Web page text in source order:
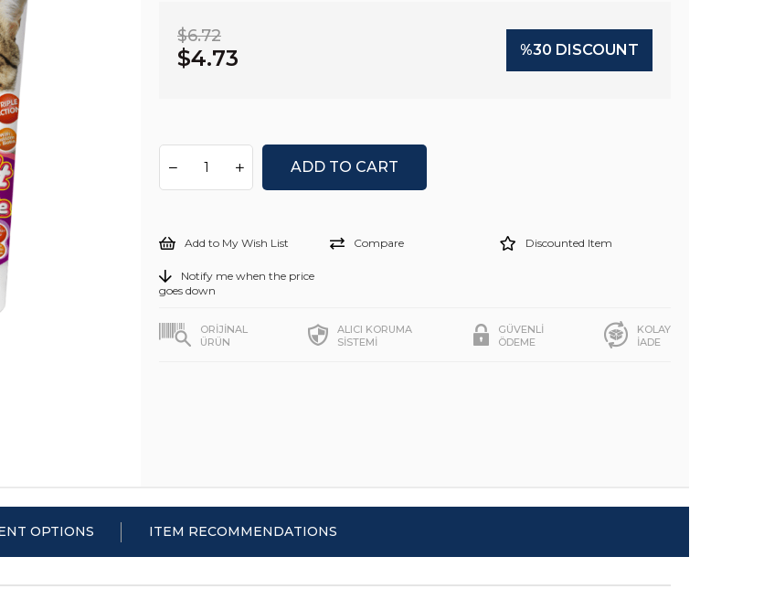
$6.72
$4.73 %30 DISCOUNT
Add to My Wish List Compare Discounted Item
Notify me when the price
goes down
ORİJİNAL
ÜRÜN
ALICI KORUMA
SİSTEMİ
GÜVENLİ
ÖDEME
KOLAY
İADE
OPTIONS ITEM RECOMMENDATIONS